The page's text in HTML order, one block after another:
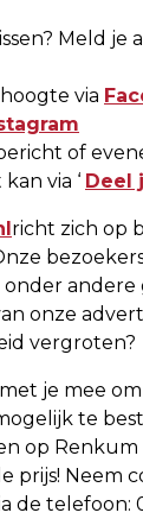
Meld je
via
of
via ‘ Deel
richt zich op
andere
onze
vergroten?
je mee
te
op
prijs! Neem
de telefoon: